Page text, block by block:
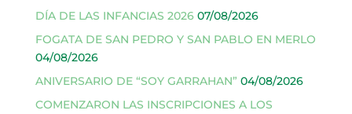
DÍA DE LAS INFANCIAS 2026 07/08/2026
FOGATA DE SAN PEDRO Y SAN PABLO EN MERLO
04/08/2026
ANIVERSARIO DE “SOY GARRAHAN” 04/08/2026
COMENZARON LAS INSCRIPCIONES A LOS